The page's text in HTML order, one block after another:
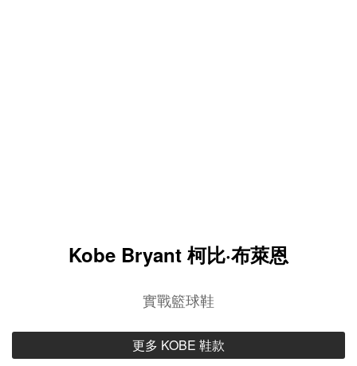
Kobe Bryant 柯比·布萊恩
實戰籃球鞋
更多 KOBE 鞋款